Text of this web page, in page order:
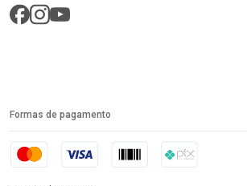
Formas de pagamento